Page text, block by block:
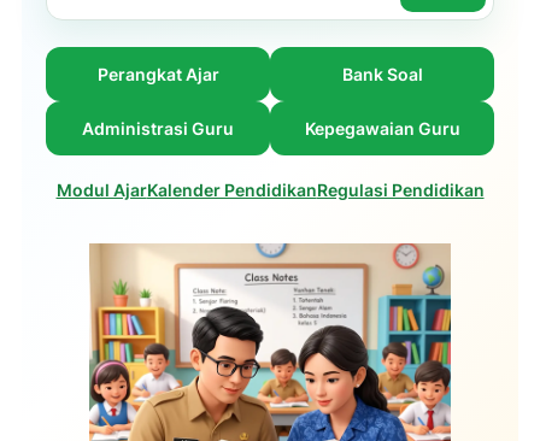
Perangkat Ajar Bank Soal
Administrasi Guru Kepegawaian Guru
Modul AjarKalender PendidikanRegulasi Pendidikan